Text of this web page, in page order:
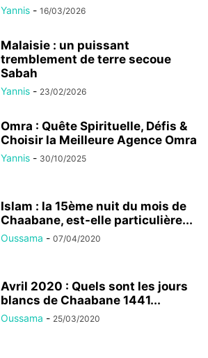
Yannis - 16/03/2026
Malaisie : un puissant
tremblement de terre secoue
Sabah
Yannis - 23/02/2026
Omra : Quête Spirituelle, Défis &
Choisir la Meilleure Agence Omra
Yannis - 30/10/2025
Islam : la 15ème nuit du mois de
Chaabane, est-elle particulière...
Oussama - 07/04/2020
Avril 2020 : Quels sont les jours
blancs de Chaabane 1441...
Oussama - 25/03/2020